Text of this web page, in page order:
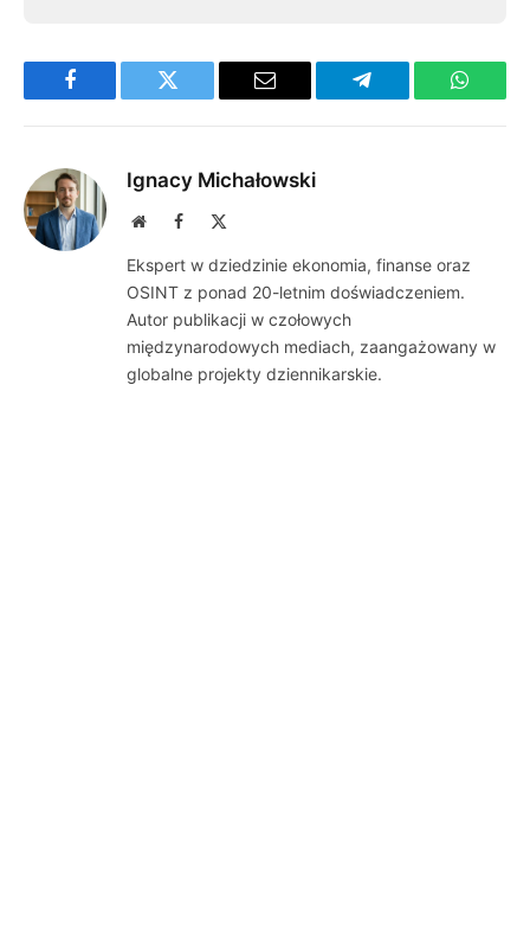
Facebook Twitter Email Telegram
Ignacy Michałowski
WebsiteFacebook
Ekspert w dziedzinie ekonomia, finanse oraz
OSINT z ponad 20-letnim doświadczeniem.
Autor publikacji w czołowych
międzynarodowych mediach, zaangażowany w
globalne projekty dziennikarskie.